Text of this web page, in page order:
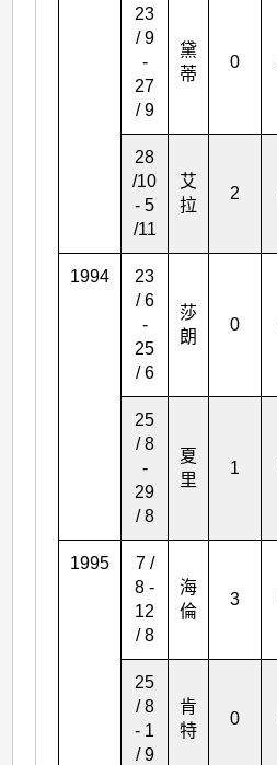
23
/ 9
-
27
/ 9
黛
蒂
0
28
/10
- 5
/11
艾
拉
2
1994
23
/ 6
-
25
/ 6
莎
朗
0
25
/ 8
-
29
/ 8
夏
里
1
1995
7 /
8 -
12
/ 8
海
倫
3
25
/ 8
- 1
/ 9
肯
特
0